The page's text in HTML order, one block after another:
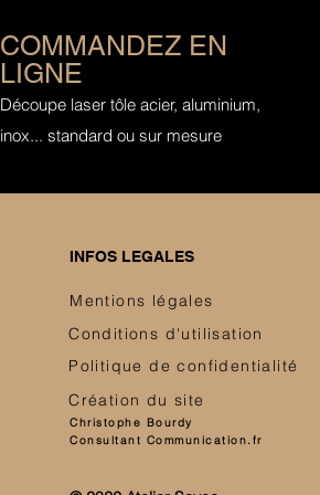
COMMANDEZ EN
LIGNE
Découpe laser tôle acier, aluminium,
inox... standard ou sur mesure
INFOS LEGALES
Mentions légales
Conditions d'utilisation
Politique de confidentialité
Christophe Bourdy
Consultant Communication.fr
Création du site